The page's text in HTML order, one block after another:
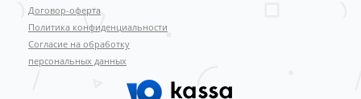
Договор-оферта
Политика конфиденциальности
Согласие на обработку
персональных данных